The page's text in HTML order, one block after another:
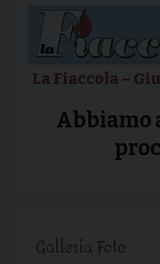
La Fiaccola –
Abbiamo
Galleria Foto